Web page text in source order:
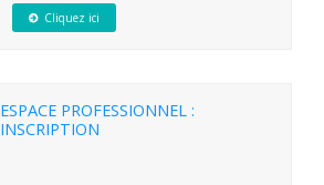
Cliquez ici
ESPACE PROFESSIONNEL :
INSCRIPTION